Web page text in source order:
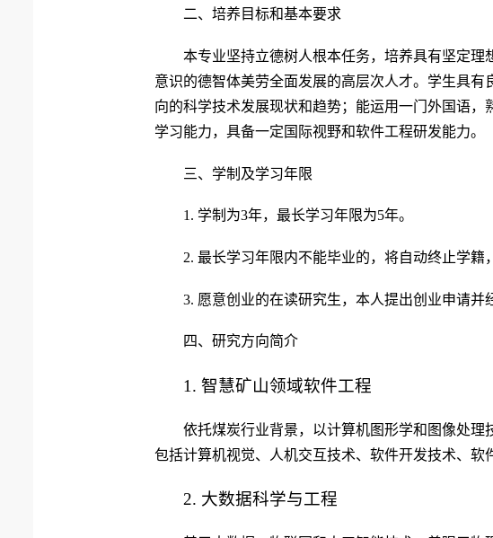
二、培养目标和基本要求
本专业坚持立德树人根本任务，培养具有坚定
意识的德智体美劳全面发展的高层次人才。学生具
向的科学技术发展现状和趋势；能运用一门外国语
学习能力，具备一定国际视野和软件工程研发能力。
三、学制及学习年限
1. 学制为3年，最长学习年限为5年。
2. 最长学习年限内不能毕业的，将自动终止学籍
3. 愿意创业的在读研究生，本人提出创业申请并
四、研究方向简介
1 . 智慧矿山领域软件工程
依托煤炭行业背景，以计算机图形学和图像处
包括计算机视觉、人机交互技术、软件开发技术、软
2. 大数据科学与工程